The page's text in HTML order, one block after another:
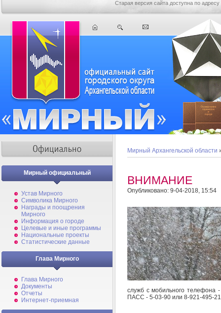
Старая версия сайта доступна по адресу
Мирный официальный
Устав Мирного
Символика Мирного
Награды и поощрения
Мирного
Информация о городе
Целевые и иные программы
Национальные проекты
Статистические данные
Глава Мирного
Глава Мирного
Документы
Отчеты
Интернет-приемная
Мирный Архангельской области
ВНИМАНИЕ
Опубликовано: 9-04-2018, 15:54
служб с мобильного телефона
ПАСС - 5-03-90 или 8-921-495-